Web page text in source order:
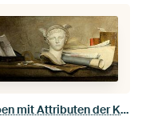
Stilleben mit Attributen der Kunst, Jean-Baptiste Siméon Chardin